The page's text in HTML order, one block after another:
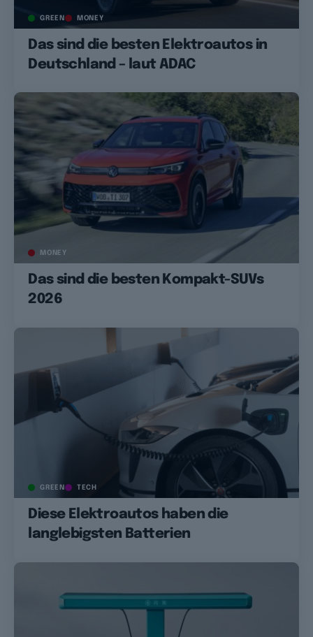
GREEN MONEY
Das sind die besten Elektroautos in
Deutschland – laut ADAC
MONEY
Das sind die besten Kompakt-SUVs
2026
GREEN TECH
Diese Elektroautos haben die
langlebigsten Batterien